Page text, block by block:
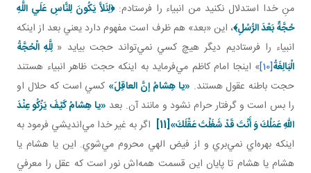
منِ خدا استدلال نکنيد من انبياء را فرستادم:﴿لِئَلاَّ يَكُونَ لِلنَّاسِ عَلَي اللَّهِ
حُجَّةٌ بَعْدَ الرُّسُلِ﴾، اين «بعد» هم ظرف است مفهوم دارد يعني بعد از اينکه
انبياء را فرستاديم ديگر هيچ کسي نمي‌تواند حجت بيايد « لِلَّهِ الْحُجَّةُ
الْبَالِغَةُ[10]
» اينجا امام کاظم مي‌فرمايد به اينکه حجت ظاهر انبياء هستند
حجت باطنه عقول هستند. «يا هِشامُ إنَّ العاقِلَ» کسي است که حلال او
را بس است و گرفتار حرام نشود و مانند آن. بعد «يا هِشامُ كَيْفَ يَزْكُو عِنْدَ
اللّهِ عَمَلُكَ وَ أَنْتَ قَدْ شَغَلْتَ عَقْلَكَ»[11]
اگر به غير خدا مي‌انديشي فرمود به
اينکه بهره‌اي نمي‌بري و از فيض الهي محروم مي‌شوي. اين يا هشام يا
هشام يا هشام تا پايان اين قسمت همه‌اش نور است که عقل را معرفي